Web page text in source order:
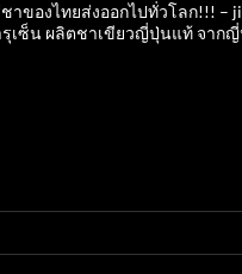
าของไทยส่งออกไปทั่วโลก!!! –
เซ็น ผลิตชาเขียวญี่ปุ่นแท้ จากญี่